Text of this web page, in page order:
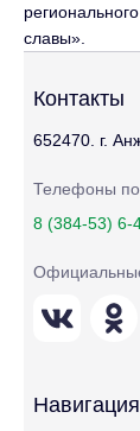
славы».
Контакты
652470. г.
Телефоны
8 (384-53) 6-